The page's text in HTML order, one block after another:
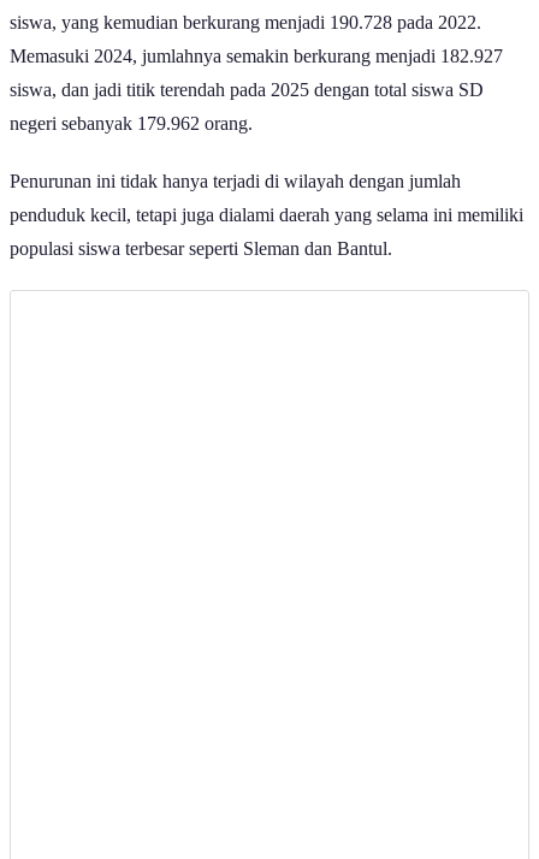
siswa, yang kemudian berkurang menjadi 190.728 pada 2022.
Memasuki 2024, jumlahnya semakin berkurang menjadi 182.927
siswa, dan jadi titik terendah pada 2025 dengan total siswa SD
negeri sebanyak 179.962 orang.
Penurunan ini tidak hanya terjadi di wilayah dengan jumlah
penduduk kecil, tetapi juga dialami daerah yang selama ini memiliki
populasi siswa terbesar seperti Sleman dan Bantul.